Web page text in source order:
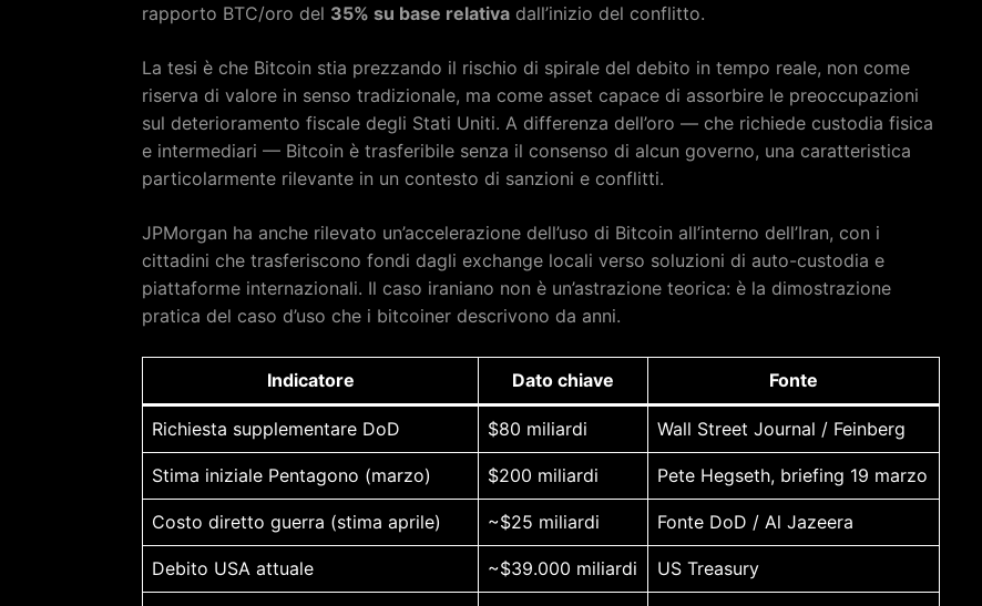
rapporto BTC/oro del 35% su base relativa dall’inizio del conflitto.
La tesi è che Bitcoin stia prezzando il rischio di spirale del debito in tempo reale, non come
riserva di valore in senso tradizionale, ma come asset capace di assorbire le preoccupazioni
sul deterioramento fiscale degli Stati Uniti. A differenza dell’oro — che richiede custodia fisica
e intermediari — Bitcoin è trasferibile senza il consenso di alcun governo, una caratteristica
particolarmente rilevante in un contesto di sanzioni e conflitti.
JPMorgan ha anche rilevato un’accelerazione dell’uso di Bitcoin all’interno dell’Iran, con i
cittadini che trasferiscono fondi dagli exchange locali verso soluzioni di auto-custodia e
piattaforme internazionali. Il caso iraniano non è un’astrazione teorica: è la dimostrazione
pratica del caso d’uso che i bitcoiner descrivono da anni.
Indicatore Dato chiave Fonte
Richiesta supplementare DoD $80 miliardi Wall Street Journal / Feinberg
Stima iniziale Pentagono (marzo) $200 miliardi Pete Hegseth, briefing 19 marzo
Costo diretto guerra (stima aprile) ~$25 miliardi Fonte DoD / Al Jazeera
Debito USA attuale ~$39.000 miliardi US Treasury